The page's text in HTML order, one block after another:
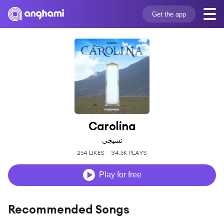
Get the app
Carolina
تشيجي
254 LIKES 34.5K PLAYS
Play for free
Recommended Songs